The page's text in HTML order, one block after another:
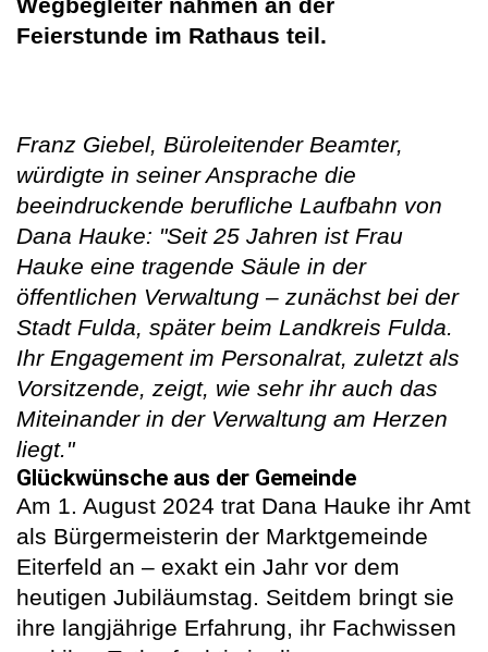
Feierstunde im Rathaus teil.
Franz Giebel, Büroleitender Beamter,
würdigte in seiner Ansprache die
beeindruckende berufliche Laufbahn von
Dana Hauke: "Seit 25 Jahren ist Frau
Hauke eine tragende Säule in der
öffentlichen Verwaltung – zunächst bei der
Stadt Fulda, später beim Landkreis Fulda.
Ihr Engagement im Personalrat, zuletzt als
Vorsitzende, zeigt, wie sehr ihr auch das
Miteinander in der Verwaltung am Herzen
liegt."
Glückwünsche aus der Gemeinde
Am 1. August 2024 trat Dana Hauke ihr Amt
als Bürgermeisterin der Marktgemeinde
Eiterfeld an – exakt ein Jahr vor dem
heutigen Jubiläumstag. Seitdem bringt sie
ihre langjährige Erfahrung, ihr Fachwissen